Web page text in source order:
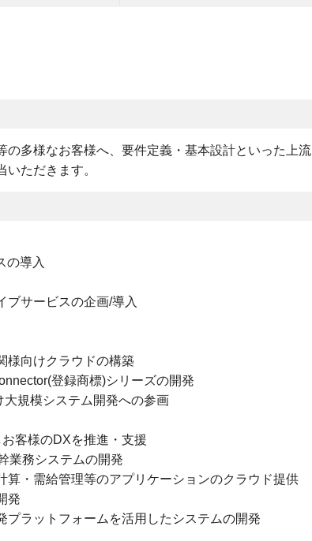
の多様なお客様へ、要件定義・基本設計といった上流
ただきます。
の導入
ブサービスの企画/導入
様向けクラウドの構築
登録商標)シリーズの開発
大規模システム開発への参画
客様のDXを推進・支援
業務システムの開発
算・需給管理等のアプリケーションのクラウド提供
発
プラットフォームを活用したシステムの開発